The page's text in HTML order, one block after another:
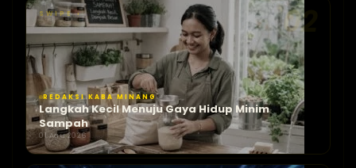
02
REDAKSI KABA MINANG
Langkah Kecil Menuju Gaya Hidup Minim
Sampah
01 Agu 2026
SWIPE ›